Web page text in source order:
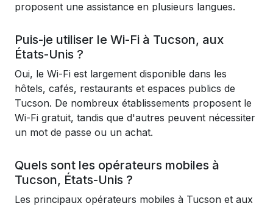
proposent une assistance en plusieurs langues.
Puis-je utiliser le Wi-Fi à Tucson, aux
États-Unis ?
Oui, le Wi-Fi est largement disponible dans les
hôtels, cafés, restaurants et espaces publics de
Tucson. De nombreux établissements proposent le
Wi-Fi gratuit, tandis que d'autres peuvent nécessiter
un mot de passe ou un achat.
Quels sont les opérateurs mobiles à
Tucson, États-Unis ?
Les principaux opérateurs mobiles à Tucson et aux